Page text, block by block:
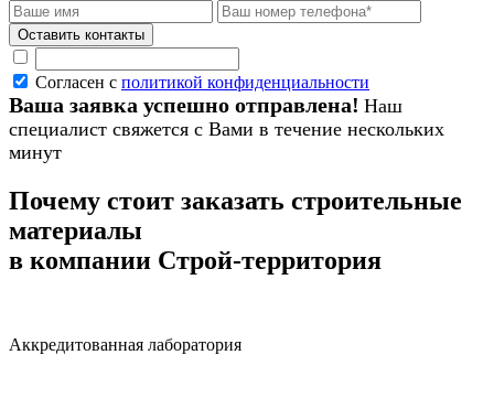
Согласен с политикой конфиденциальности
Ваша заявка успешно отправлена! Наш
специалист свяжется с Вами в течение нескольких
минут
Почему стоит заказать строительные
материалы
в компании Строй-территория
Аккредитованная лаборатория